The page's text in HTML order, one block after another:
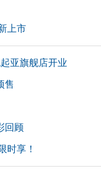
上市
亚旗舰店开业
售
回顾
时享！